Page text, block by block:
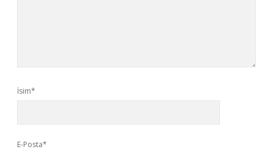
İsim*
E-Posta*